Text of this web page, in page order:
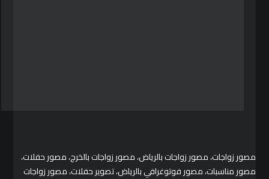
مصور زواجات، مصور زواجات بالرياض، مصور زواجات بالخرج، مصور حفلات،
مصور مناسبات، مصور فوتوغرافي بالرياض، تصوير حفلات، مصور زواجات